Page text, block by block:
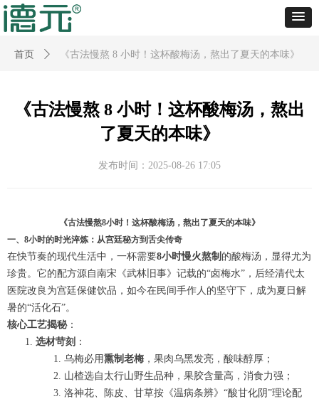
首页 ꄲ 《古法慢熬 8 小时！这杯酸梅汤，熬出了夏天的本味》
《古法慢熬 8 小时！这杯酸梅汤，熬出
了夏天的本味》
《古法慢熬8小时！这杯酸梅汤，熬出了夏天的本味》
一、8小时的时光淬炼：从宫廷秘方到舌尖传奇
在快节奏的现代生活中，一杯需要8小时慢火熬制 的酸梅汤，显得尤为
珍贵。它的配方源自南宋《武林旧事》记载的“卤梅水”，后经清代太
医院改良为宫廷保健饮品，如今在民间手作人的坚守下，成为夏日解
暑的“活化石”。
核心工艺揭秘：
选材苛刻 ：
乌梅必用熏制老梅，果肉乌黑发亮，酸味醇厚；
山楂选自太行山野生品种，果胶含量高，消食力强；
洛神花、陈皮、甘草按《温病条辨》“酸甘化阴”理论配
发布时间： 2025-08-26 17:05